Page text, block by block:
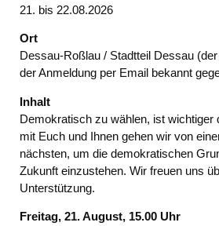
21. bis 22.08.2026
Ort
Dessau-Roßlau / Stadtteil Dessau
der Anmeldung per Email bekannt
Inhalt
Demokratisch zu wählen, ist wichtiger
mit Euch und Ihnen gehen wir von
nächsten, um die demokratischen
Zukunft einzustehen. Wir freuen uns
Unterstützung.
Freitag, 21. August, 15.00 Uhr